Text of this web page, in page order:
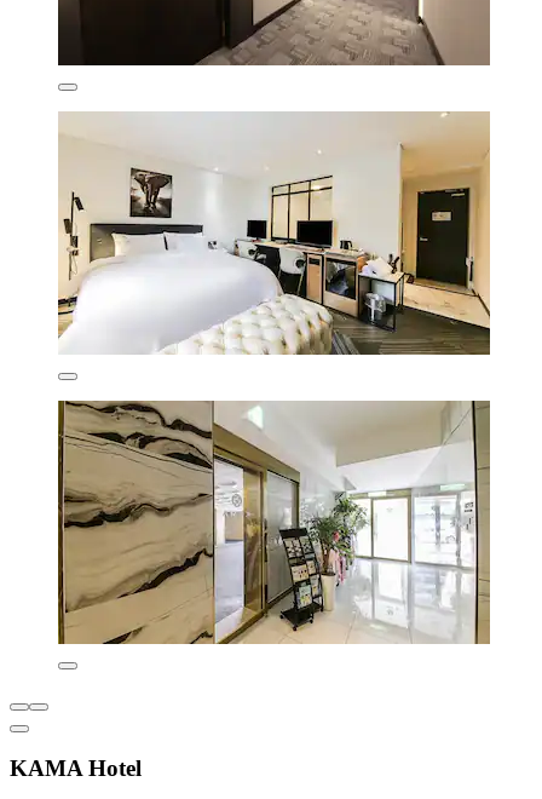
KAMA Hotel